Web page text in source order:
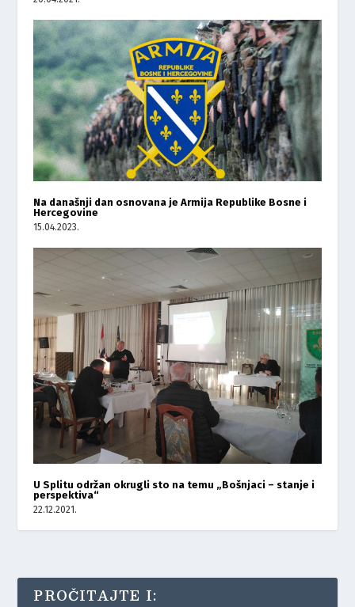
Na današnji dan osnovana je Armija Republike Bosne i
Hercegovine
15.04.2023.
U Splitu održan okrugli sto na temu „Bošnjaci – stanje i
perspektiva“
22.12.2021.
PROČITAJTE I: